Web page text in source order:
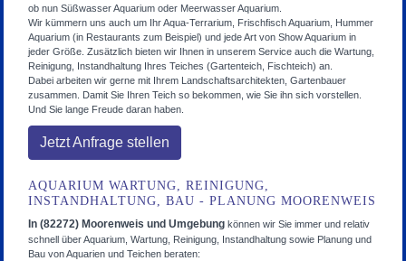
ob nun Süßwasser Aquarium oder Meerwasser Aquarium.
Wir kümmern uns auch um Ihr Aqua-Terrarium, Frischfisch Aquarium, Hummer
Aquarium (in Restaurants zum Beispiel) und jede Art von Show Aquarium in
jeder Größe. Zusätzlich bieten wir Ihnen in unserem Service auch die Wartung,
Reinigung, Instandhaltung Ihres Teiches (Gartenteich, Fischteich) an.
Dabei arbeiten wir gerne mit Ihrem Landschaftsarchitekten, Gartenbauer
zusammen. Damit Sie Ihren Teich so bekommen, wie Sie ihn sich vorstellen.
Und Sie lange Freude daran haben.
Jetzt Anfrage stellen
AQUARIUM WARTUNG, REINIGUNG,
INSTANDHALTUNG, BAU - PLANUNG MOORENWEIS
In (82272) Moorenweis und Umgebung können wir Sie immer und relativ
schnell über Aquarium, Wartung, Reinigung, Instandhaltung sowie Planung und
Bau von Aquarien und Teichen beraten: